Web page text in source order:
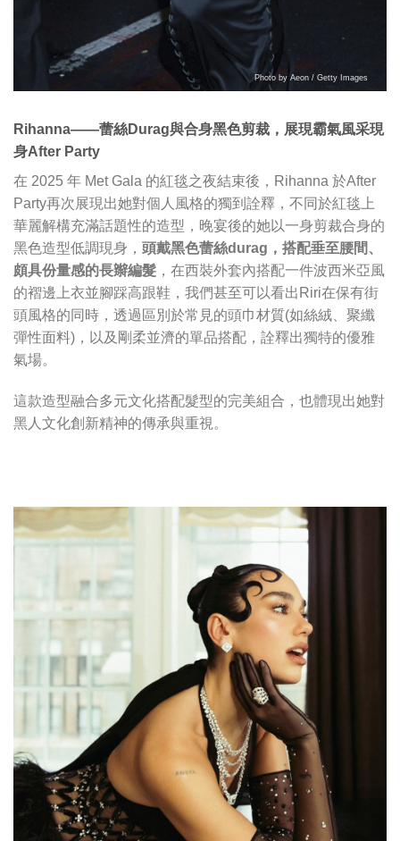
Photo by Aeon / Getty Images
Rihanna——蕾絲Durag與合身黑色剪裁，展現霸氣風采現
身After Party
在 2025 年 Met Gala 的紅毯之夜結束後，Rihanna 於After
Party再次展現出她對個人風格的獨到詮釋，不同於紅毯上
華麗解構充滿話題性的造型，晚宴後的她以一身剪裁合身的
黑色造型低調現身， 頭戴黑色蕾絲durag，搭配垂至腰間、
頗具份量感的長辮編髮 ，在西裝外套內搭配一件波西米亞風
的褶邊上衣並腳踩高跟鞋，我們甚至可以看出Riri在保有街
頭風格的同時，透過區別於常見的頭巾材質(如絲絨、聚纖
彈性面料)，以及剛柔並濟的單品搭配，詮釋出獨特的優雅
氣場。
這款造型融合多元文化搭配髮型的完美組合，也體現出她對
黑人文化創新精神的傳承與重視。